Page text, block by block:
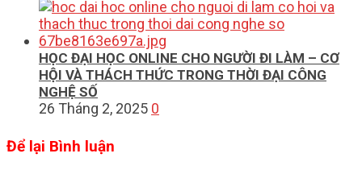
HỌC ĐẠI HỌC ONLINE CHO NGƯỜI ĐI LÀM – CƠ
HỘI VÀ THÁCH THỨC TRONG THỜI ĐẠI CÔNG
NGHỆ SỐ
26 Tháng 2, 2025 0
Để lại Bình luận